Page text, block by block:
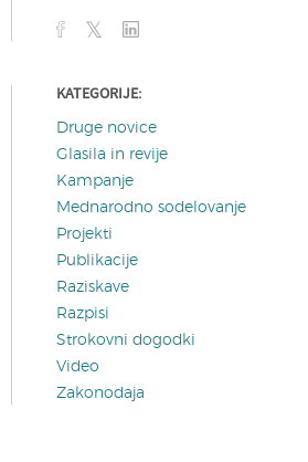
KATEGORIJE:
Druge novice
Glasila in revije
Kampanje
Mednarodno sodelovanje
Projekti
Publikacije
Raziskave
Razpisi
Strokovni dogodki
Video
Zakonodaja